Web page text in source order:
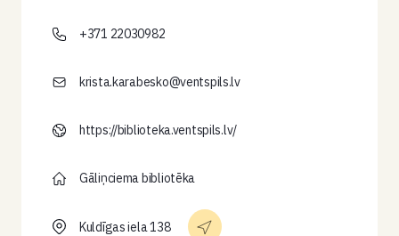
+371 22030982
krista.karabesko@ventspils.lv
https://biblioteka.ventspils.lv/
Gāliņciema bibliotēka
Kuldīgas iela 138